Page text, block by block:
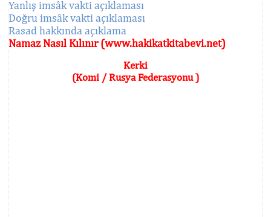
Yanlış imsâk vakti açıklaması
Doğru imsâk vakti açıklaması
Rasad hakkında açıklama
Namaz Nasıl Kılınır (www.hakikatkitabevi.net)
Kerki
(Komi / Rusya Federasyonu )